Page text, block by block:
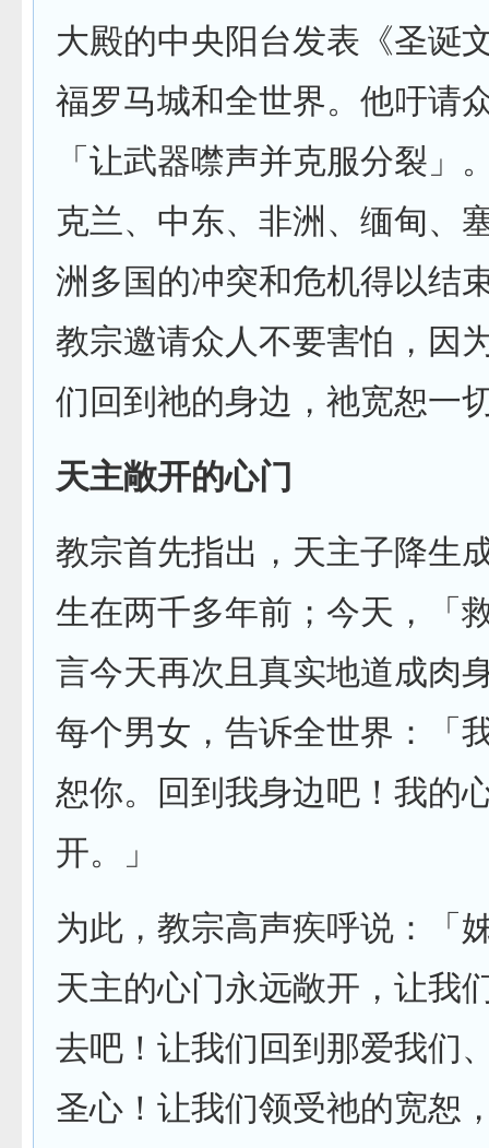
大殿的中央阳台发表《圣诞
福罗马城和全世界。他吁请
「让武器噤声并克服分裂」
克兰、中东、非洲、缅甸、
洲多国的冲突和危机得以结
教宗邀请众人不要害怕，因
们回到祂的身边，祂宽恕一
天主敞开的心门
教宗首先指出，天主子降生
生在两千多年前；今天，「
言今天再次且真实地道成肉
每个男女，告诉全世界：「
恕你。回到我身边吧！我的
开。」
为此，教宗高声疾呼说：「
天主的心门永远敞开，让我
去吧！让我们回到那爱我们
圣心！让我们领受祂的宽恕